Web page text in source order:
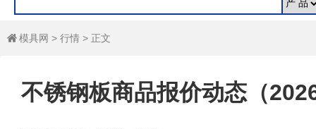
 模具网 > 行情 > 正文
不锈钢板商品报价动态（